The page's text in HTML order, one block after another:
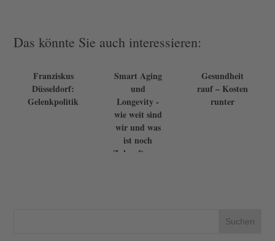
Das könnte Sie auch interessieren:
Franziskus
Düsseldorf:
Gelenkpolitik
Smart Aging
und
Longevity -
wie weit sind
wir und was
ist noch
Zukunftsmus
Gesundheit
rauf – Kosten
runter
Suchen